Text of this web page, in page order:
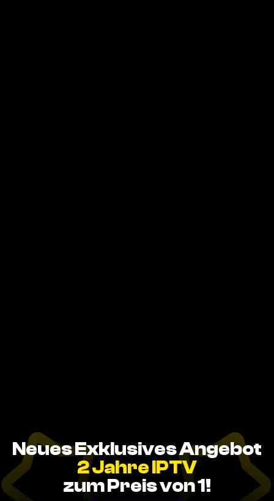
Neues Exklusives Angebot
2 Jahre IPTV
zum Preis von 1!